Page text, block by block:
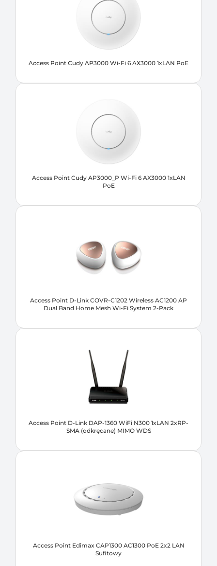
Access Point Cudy AP3000 Wi-Fi 6 AX3000 1xLAN PoE
Access Point Cudy AP3000_P Wi-Fi 6 AX3000 1xLAN
PoE
Access Point D-Link COVR-C1202 Wireless AC1200 AP
Dual Band Home Mesh Wi-Fi System 2-Pack
Access Point D-Link DAP-1360 WiFi N300 1xLAN 2xRP-
SMA (odkręcane) MIMO WDS
Access Point Edimax CAP1300 AC1300 PoE 2x2 LAN
Sufitowy